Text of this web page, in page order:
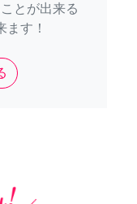
とが出来る
す！